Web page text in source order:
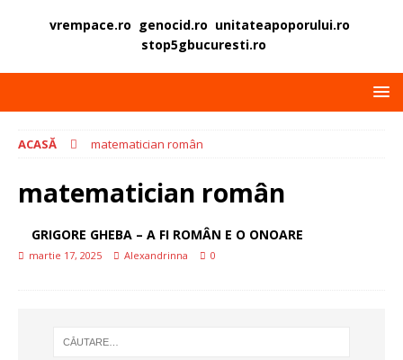
vrempace.ro genocid.ro unitateapoporului.ro
stop5gbucuresti.ro
ACASĂ matematician român
matematician român
GRIGORE GHEBA – A FI ROMÂN E O ONOARE
martie 17, 2025 Alexandrinna 0